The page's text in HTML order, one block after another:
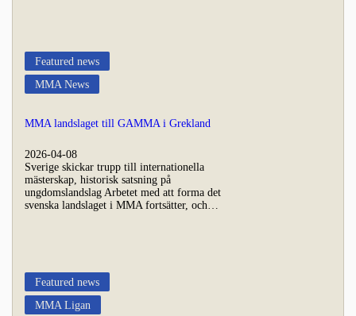
Featured news
MMA News
MMA landslaget till GAMMA i Grekland
2026-04-08
Sverige skickar trupp till internationella
mästerskap, historisk satsning på
ungdomslandslag Arbetet med att forma det
svenska landslaget i MMA fortsätter, och…
Featured news
MMA Ligan